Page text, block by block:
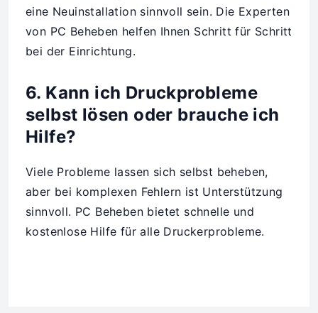
eine Neuinstallation sinnvoll sein. Die Experten
von PC Beheben helfen Ihnen Schritt für Schritt
bei der Einrichtung.
6. Kann ich Druckprobleme
selbst lösen oder brauche ich
Hilfe?
Viele Probleme lassen sich selbst beheben,
aber bei komplexen Fehlern ist Unterstützung
sinnvoll. PC Beheben bietet schnelle und
kostenlose Hilfe für alle Druckerprobleme.